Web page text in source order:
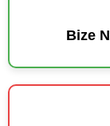
Bize